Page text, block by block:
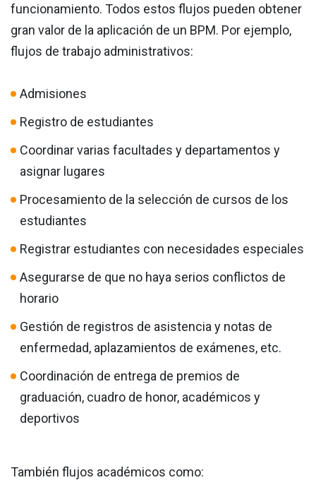
funcionamiento. Todos estos flujos pueden obtener
gran valor de la aplicación de un BPM. Por ejemplo,
flujos de trabajo administrativos:
Admisiones
Registro de estudiantes
Coordinar varias facultades y departamentos y
asignar lugares
Procesamiento de la selección de cursos de los
estudiantes
Registrar estudiantes con necesidades especiales
Asegurarse de que no haya serios conflictos de
horario
Gestión de registros de asistencia y notas de
enfermedad, aplazamientos de exámenes, etc.
Coordinación de entrega de premios de
graduación, cuadro de honor, académicos y
deportivos
También flujos académicos como: